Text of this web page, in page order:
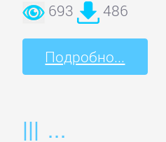
693 486
Подробно...
Полицейские
детективы
детективы